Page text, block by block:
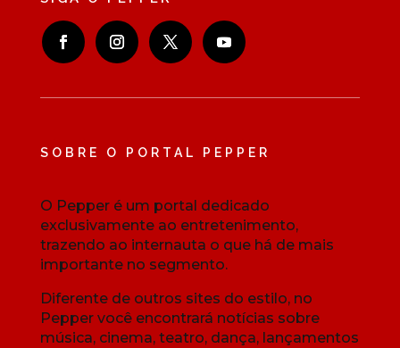
SOBRE O PORTAL PEPPER
O Pepper é um portal dedicado
exclusivamente ao entretenimento,
trazendo ao internauta o que há de mais
importante no segmento.
Diferente de outros sites do estilo, no
Pepper você encontrará notícias sobre
música, cinema, teatro, dança, lançamentos